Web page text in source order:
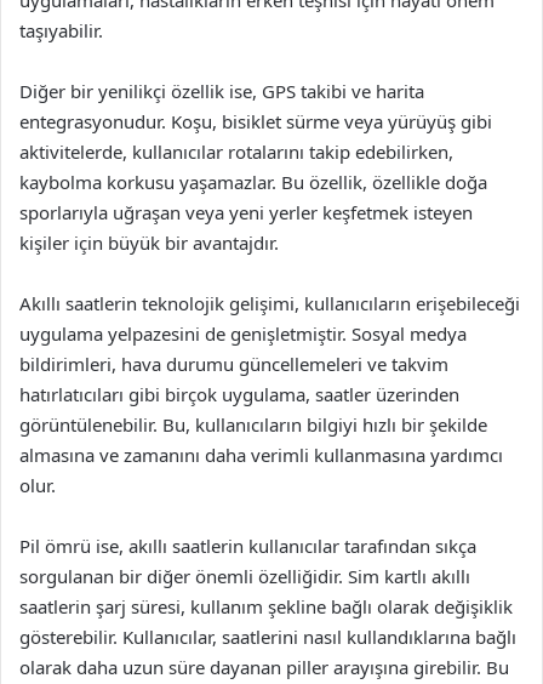
taşıyabilir.
Diğer bir yenilikçi özellik ise, GPS takibi ve harita
entegrasyonudur. Koşu, bisiklet sürme veya yürüyüş gibi
aktivitelerde, kullanıcılar rotalarını takip edebilirken,
kaybolma korkusu yaşamazlar. Bu özellik, özellikle doğa
sporlarıyla uğraşan veya yeni yerler keşfetmek isteyen
kişiler için büyük bir avantajdır.
Akıllı saatlerin teknolojik gelişimi, kullanıcıların erişebileceği
uygulama yelpazesini de genişletmiştir. Sosyal medya
bildirimleri, hava durumu güncellemeleri ve takvim
hatırlatıcıları gibi birçok uygulama, saatler üzerinden
görüntülenebilir. Bu, kullanıcıların bilgiyi hızlı bir şekilde
almasına ve zamanını daha verimli kullanmasına yardımcı
olur.
Pil ömrü ise, akıllı saatlerin kullanıcılar tarafından sıkça
sorgulanan bir diğer önemli özelliğidir. Sim kartlı akıllı
saatlerin şarj süresi, kullanım şekline bağlı olarak değişiklik
gösterebilir. Kullanıcılar, saatlerini nasıl kullandıklarına bağlı
olarak daha uzun süre dayanan piller arayışına girebilir. Bu